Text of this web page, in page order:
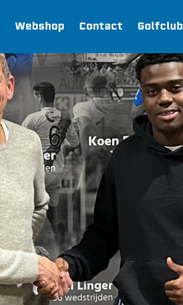
Webshop Contact
Webshop
Join FC Lisse
Aanmelden voor proeftraining
Lid worden van FC Lisse
Word vrijwilliger
De Club van 100
Uitschrijven
Teams
FC Lisse 1
FC Lisse 2
Toegangs- en seizoenskaarten
Heren- en jongensvoetbal